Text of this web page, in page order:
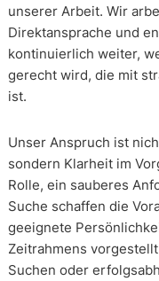
unserer Arbeit. Wir
Direktansprache und
kontinuierlich weiter,
gerecht wird, die mit
ist.
Unser Anspruch ist
sondern Klarheit im
Rolle, ein sauberes
Suche schaffen die
geeignete
Zeitrahmens
Suchen oder